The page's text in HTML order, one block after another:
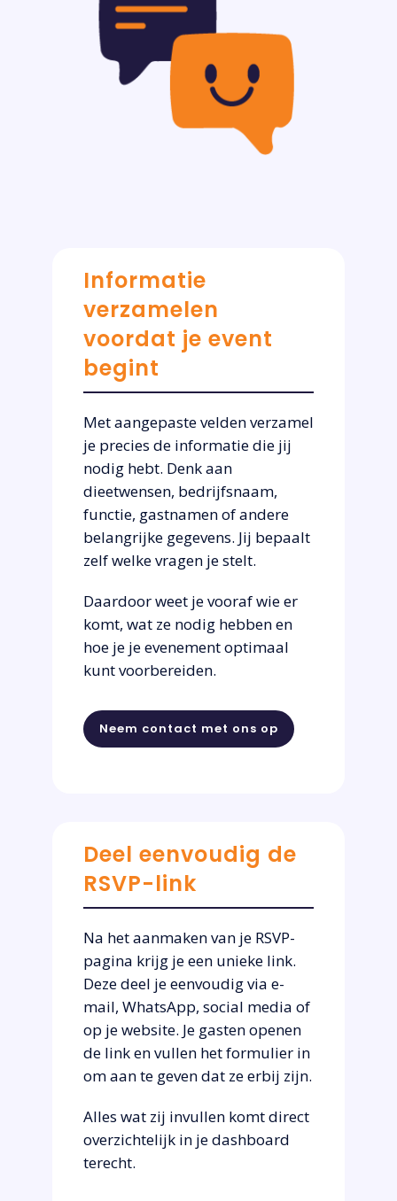
Informatie
verzamelen
voordat je event
begint
Met aangepaste velden verzamel
je precies de informatie die jij
nodig hebt. Denk aan
dieetwensen, bedrijfsnaam,
functie, gastnamen of andere
belangrijke gegevens. Jij bepaalt
zelf welke vragen je stelt.
Daardoor weet je vooraf wie er
komt, wat ze nodig hebben en
hoe je je evenement optimaal
kunt voorbereiden.
Neem contact met ons op
Deel eenvoudig de
RSVP-link
Na het aanmaken van je RSVP-
pagina krijg je een unieke link.
Deze deel je eenvoudig via e-
mail, WhatsApp, social media of
op je website. Je gasten openen
de link en vullen het formulier in
om aan te geven dat ze erbij zijn.
Alles wat zij invullen komt direct
overzichtelijk in je dashboard
terecht.